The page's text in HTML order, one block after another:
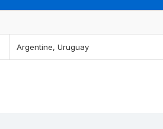
Argentine, Uruguay